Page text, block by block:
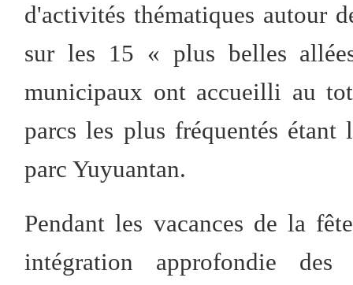
d'activités thématiques autour
sur les 15 « plus belles
municipaux ont accueilli au
parcs les plus fréquentés
parc Yuyuantan.
Pendant les vacances de la
intégration approfondie